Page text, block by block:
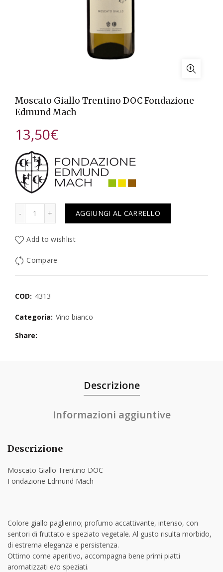
Moscato Giallo Trentino DOC Fondazione
Edmund Mach
13,50€
AGGIUNGI AL CARRELLO
Add to wishlist
Compare
COD: 4313
Categoria: Vino bianco
Share
Descrizione
Informazioni aggiuntive
Descrizione
Moscato Giallo Trentino DOC
Fondazione Edmund Mach
Colore giallo paglierino; profumo accattivante, intenso, con
sentori di fruttato e speziato vegetale. Al gusto risulta morbido,
di estrema eleganza e persistenza.
Ottimo come aperitivo, accompagna bene primi piatti
aromatizzati e/o speziati.